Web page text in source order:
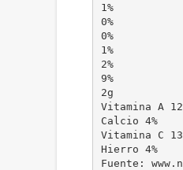
1%
0%
0%
1%
2%
9%
2g
Vitamina A
Calcio 4%
Vitamina C
Hierro 4%
Fuente: